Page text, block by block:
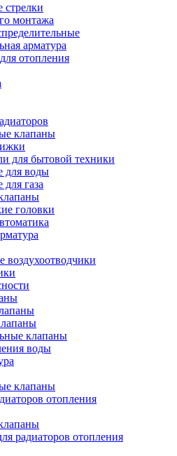
стрелки
монтажа
арматура
отопления
клапаны
для бытовой техники
для воды
газа
головки
воздухоотводчики
клапаны
воды
клапаны
отопления
радиаторов отопления